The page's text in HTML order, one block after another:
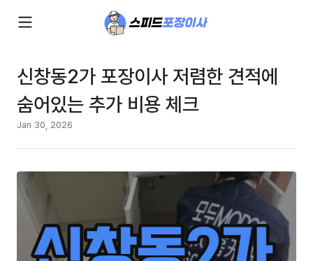
신창동2가 포장이사 저렴한 견적에
숨어있는 추가 비용 체크
Jan 30, 2026